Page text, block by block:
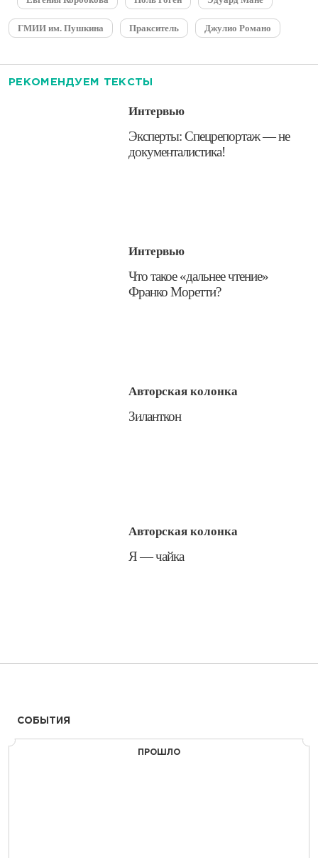
ГМИИ им. Пушкина Пракситель Джулио Романо
РЕКОМЕНДУЕМ ТЕКСТЫ
Интервью
Эксперты: Спецрепортаж — не
документалистика!
Интервью
​Что такое «дальнее чтение»
Франко Моретти?
Авторская колонка
​Зиланткон
Авторская колонка
​Я — чайка
СОБЫТИЯ
ПРОШЛО